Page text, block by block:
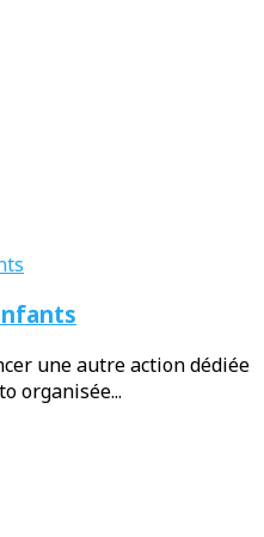
une autre action dédiée
organisée...